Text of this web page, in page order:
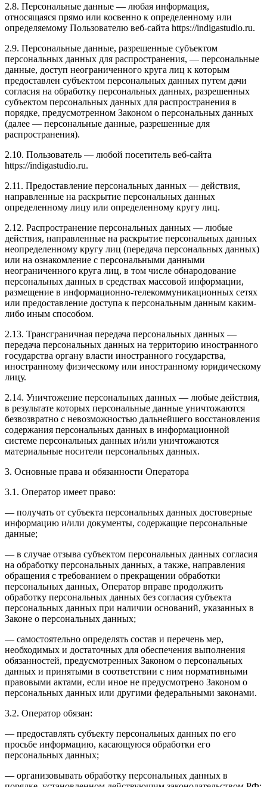
2.8. Персональные данные — любая информация,
относящаяся прямо или косвенно к определенному или
определяемому Пользователю веб-сайта https://indigastudio.ru.
2.9. Персональные данные, разрешенные субъектом
персональных данных для распространения, — персональные
данные, доступ неограниченного круга лиц к которым
предоставлен субъектом персональных данных путем дачи
согласия на обработку персональных данных, разрешенных
субъектом персональных данных для распространения в
порядке, предусмотренном Законом о персональных данных
(далее — персональные данные, разрешенные для
распространения).
2.10. Пользователь — любой посетитель веб-сайта
https://indigastudio.ru.
2.11. Предоставление персональных данных — действия,
направленные на раскрытие персональных данных
определенному лицу или определенному кругу лиц.
2.12. Распространение персональных данных — любые
действия, направленные на раскрытие персональных данных
неопределенному кругу лиц (передача персональных данных)
или на ознакомление с персональными данными
неограниченного круга лиц, в том числе обнародование
персональных данных в средствах массовой информации,
размещение в информационно-телекоммуникационных сетях
или предоставление доступа к персональным данным каким-
либо иным способом.
2.13. Трансграничная передача персональных данных —
передача персональных данных на территорию иностранного
государства органу власти иностранного государства,
иностранному физическому или иностранному юридическому
лицу.
2.14. Уничтожение персональных данных — любые действия,
в результате которых персональные данные уничтожаются
безвозвратно с невозможностью дальнейшего восстановления
содержания персональных данных в информационной
системе персональных данных и/или уничтожаются
материальные носители персональных данных.
3. Основные права и обязанности Оператора
3.1. Оператор имеет право:
— получать от субъекта персональных данных достоверные
информацию и/или документы, содержащие персональные
данные;
— в случае отзыва субъектом персональных данных согласия
на обработку персональных данных, а также, направления
обращения с требованием о прекращении обработки
персональных данных, Оператор вправе продолжить
обработку персональных данных без согласия субъекта
персональных данных при наличии оснований, указанных в
Законе о персональных данных;
— самостоятельно определять состав и перечень мер,
необходимых и достаточных для обеспечения выполнения
обязанностей, предусмотренных Законом о персональных
данных и принятыми в соответствии с ним нормативными
правовыми актами, если иное не предусмотрено Законом о
персональных данных или другими федеральными законами.
3.2. Оператор обязан:
— предоставлять субъекту персональных данных по его
просьбе информацию, касающуюся обработки его
персональных данных;
— организовывать обработку персональных данных в